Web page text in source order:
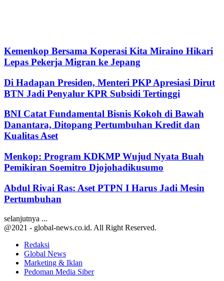
Kemenkop Bersama Koperasi Kita Miraino Hikari
Lepas Pekerja Migran ke Jepang
Di Hadapan Presiden, Menteri PKP Apresiasi Dirut
BTN Jadi Penyalur KPR Subsidi Tertinggi
BNI Catat Fundamental Bisnis Kokoh di Bawah
Danantara, Ditopang Pertumbuhan Kredit dan
Kualitas Aset
Menkop: Program KDKMP Wujud Nyata Buah
Pemikiran Soemitro Djojohadikusumo
Abdul Rivai Ras: Aset PTPN I Harus Jadi Mesin
Pertumbuhan
selanjutnya ...
@2021 - global-news.co.id. All Right Reserved.
Redaksi
Global News
Marketing & Iklan
Pedoman Media Siber